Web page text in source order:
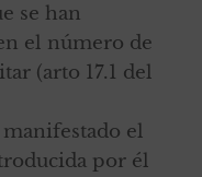
se han
el número de
(arto 17.1 del
el
por él